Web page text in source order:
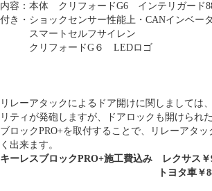
内容：本体 クリフォードG6 インテリガード
付き・ショックセンサー性能上・CANイン
スマートセルフサイレン
クリフォードG６ LEDロゴ
リレーアタックによるドア開けに関しましては
リティが発砲しますが、ドアロックも開けられ
ブロックPRO+を取付することで、リレーアタ
く出来ます。
キーレスブロックPRO+施工費込み レクサス￥
トヨタ車￥